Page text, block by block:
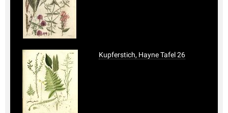
Kupferstich, Hayne Tafel 26